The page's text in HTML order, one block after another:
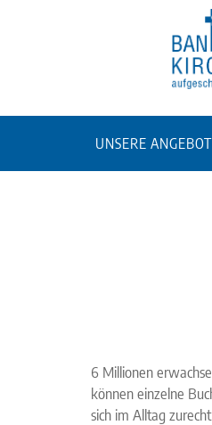
UNSERE
6 Millionen
können einzelne
sich im Alltag